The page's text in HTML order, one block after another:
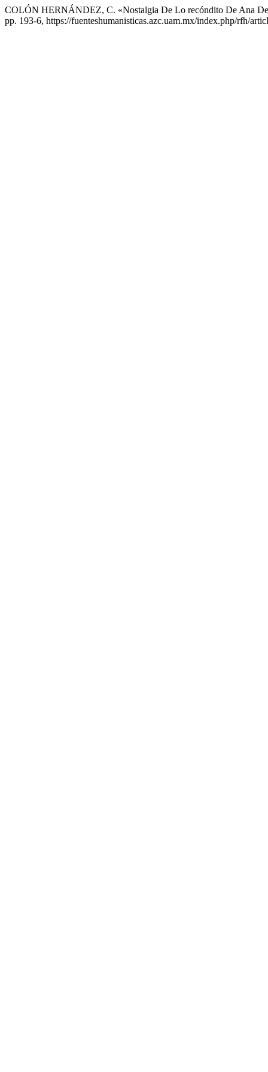
COLÓN HERNÁNDEZ, C. «Nostalgia De Lo recóndito De Ana
pp. 193-6, https://fuenteshumanisticas.azc.uam.mx/index.php/rfh/